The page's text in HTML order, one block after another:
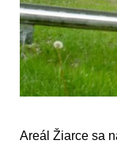
Areál Žiarce sa